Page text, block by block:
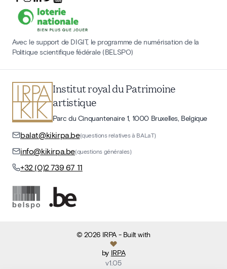
Avec le support de DIGIT, le programme de numérisation de la
Politique scientifique fédérale (BELSPO)
Institut royal du Patrimoine
artistique
Parc du Cinquantenaire 1, 1000 Bruxelles, Belgique
balat@kikirpa.be(questions relatives à BALaT)
info@kikirpa.be(questions générales)
+32 (0)2 739 67 11
©2026 IRPA- Built with
by IRPA
v1.05